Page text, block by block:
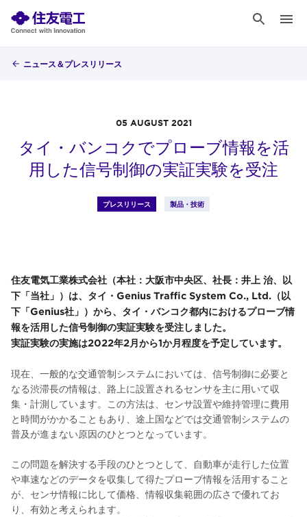
ニュース＆プレスリリース
05 AUGUST 2021
タイ・バンコクでプローブ情報を活
用した信号制御の実証実験を受注
プレスリリース 製品・技術
住友電気工業株式会社（本社：大阪市中央区、社長：井上 治、以
下「当社」）は、タイ・Genius Traffic System Co., Ltd.（以
下「Genius社」）から、タイ・バンコク都内におけるプローブ情
報を活用した信号制御の実証実験を受注しました。
実証実験の実施は2022年2月から1か月程度を予定しています。
現在、一般的な交通管制システムにおいては、信号制御に必要と
なる渋滞長の情報は、路上に設置されるセンサを主に用いて収
集・計測しています。この方法は、センサ設置や維持管理に費用
と時間がかかることもあり、途上国などでは交通管制システムの
普及が進まない原因のひとつとなっています。
この問題を解決する手段のひとつとして、自動車が走行した位置
や車速などのデータを収集して得たプローブ情報を活用すること
が、センサ情報に比して価格、情報収集範囲の広さで優れてお
り、有効と考えられます。